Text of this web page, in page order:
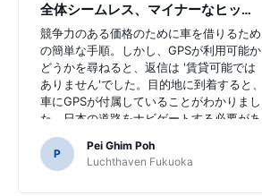
全体シームレス、マイナーなヒップアップ
競争力のある価格のために車を借りるため
の簡単な手順。しかし、GPSが利用可能か
どうかを尋ねると、返信は '賃貸可能では
ありません'でした。目的地に到着すると、
車にGPSが付属していることがわかりまし
た。日本の道路をナビゲートする必要があ
るのでGPSを購入することに決めたのは恐
ろしいことでした。
P
Pei Ghim Poh
Luchthaven Fukuoka